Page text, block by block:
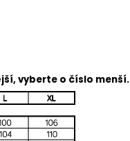
vyberte o číslo menší.